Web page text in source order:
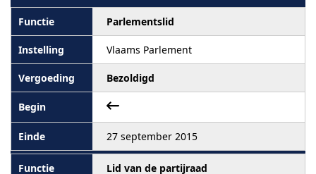
Parlementslid
Vlaams Parlement
Bezoldigd
27 september 2015
Lid van de partijraad